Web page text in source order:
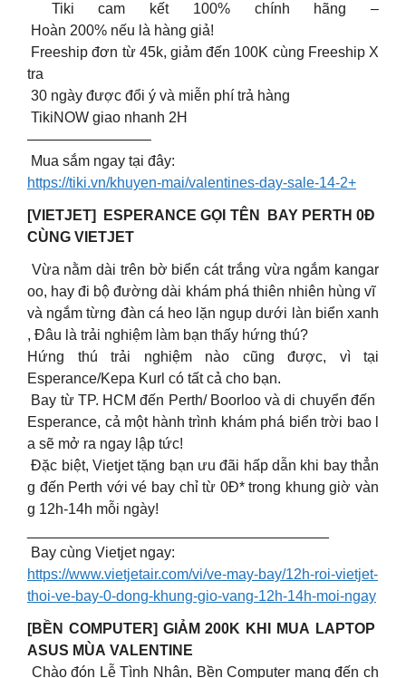
Tiki cam kết 100% chính hãng –
Hoàn 200% nếu là hàng giả!
Freeship đơn từ 45k, giảm đến 100K cùng Freeship X
tra
30 ngày được đổi ý và miễn phí trả hàng
TikiNOW giao nhanh 2H
————————–
️ Mua sắm ngay tại đây:
https://tiki.vn/khuyen-mai/valentines-day-sale-14-2+
[VIETJET] ️ ESPERANCE GỌI TÊN BAY PERTH 0Đ
CÙNG VIETJET ️
️ Vừa nằm dài trên bờ biển cát trắng vừa ngắm kangar
oo, hay đi bộ đường dài khám phá thiên nhiên hùng vĩ
và ngắm từng đàn cá heo lặn ngụp dưới làn biển xanh
, Đâu là trải nghiệm làm bạn thấy hứng thú? ️
Hứng thú trải nghiệm nào cũng được, vì tại
Esperance/Kepa Kurl có tất cả cho bạn.
️ Bay từ TP. HCM đến Perth/ Boorloo và di chuyển đến
Esperance, cả một hành trình khám phá biển trời bao l
a sẽ mở ra ngay lập tức!
Đặc biệt, Vietjet tặng bạn ưu đãi hấp dẫn khi bay thẳn
g đến Perth với vé bay chỉ từ 0Đ* trong khung giờ vàn
g 12h-14h mỗi ngày!
Bay cùng Vietjet ngay:
https://www.vietjetair.com/vi/ve-may-bay/12h-roi-vietjet-
thoi-ve-bay-0-dong-khung-gio-vang-12h-14h-moi-ngay
[BỀN COMPUTER] GIẢM 200K KHI MUA LAPTOP
ASUS MÙA VALENTINE
Chào đón Lễ Tình Nhân, Bền Computer mang đến ch